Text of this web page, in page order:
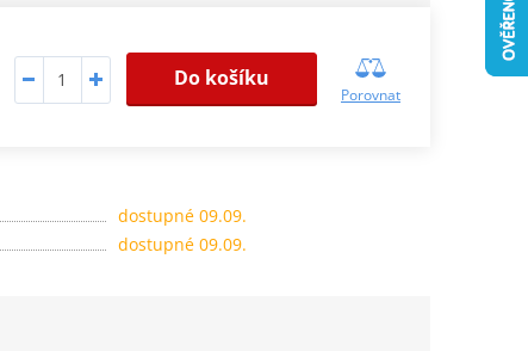
Do košíku
Porovnat
dostupné 09.09.
dostupné 09.09.